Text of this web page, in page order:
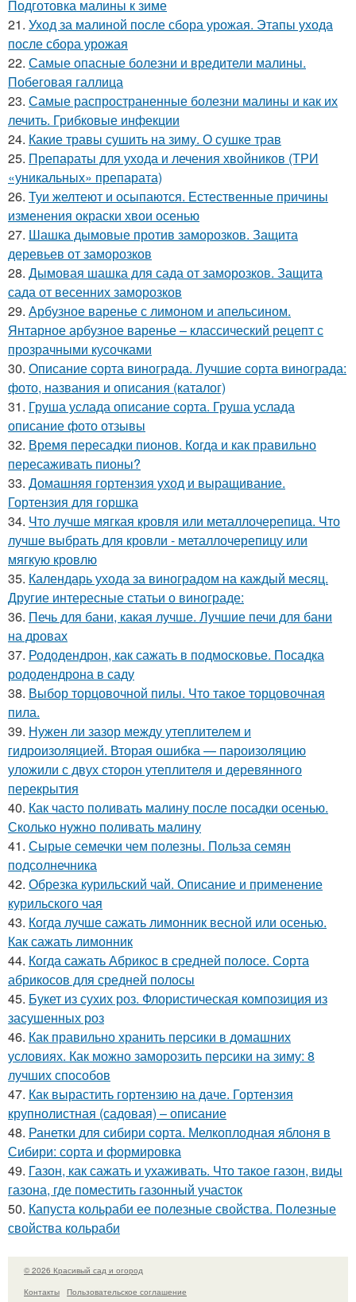
Подготовка малины к зиме
21. Уход за малиной после сбора урожая. Этапы ухода
после сбора урожая
22. Самые опасные болезни и вредители малины.
Побеговая галлица
23. Самые распространенные болезни малины и как их
лечить. Грибковые инфекции
24. Какие травы сушить на зиму. О сушке трав
25. Препараты для ухода и лечения хвойников (ТРИ
«уникальных» препарата)
26. Туи желтеют и осыпаются. Естественные причины
изменения окраски хвои осенью
27. Шашка дымовые против заморозков. Защита
деревьев от заморозков
28. Дымовая шашка для сада от заморозков. Защита
сада от весенних заморозков
29. Арбузное варенье с лимоном и апельсином.
Янтарное арбузное варенье – классический рецепт с
прозрачными кусочками
30. Описание сорта винограда. Лучшие сорта винограда:
фото, названия и описания (каталог)
31. Груша услада описание сорта. Груша услада
описание фото отзывы
32. Время пересадки пионов. Когда и как правильно
пересаживать пионы?
33. Домашняя гортензия уход и выращивание.
Гортензия для горшка
34. Что лучше мягкая кровля или металлочерепица. Что
лучше выбрать для кровли - металлочерепицу или
мягкую кровлю
35. Календарь ухода за виноградом на каждый месяц.
Другие интересные статьи о винограде:
36. Печь для бани, какая лучше. Лучшие печи для бани
на дровах
37. Рододендрон, как сажать в подмосковье. Посадка
рододендрона в саду
38. Выбор торцовочной пилы. Что такое торцовочная
пила.
39. Нужен ли зазор между утеплителем и
гидроизоляцией. Вторая ошибка — пароизоляцию
уложили с двух сторон утеплителя и деревянного
перекрытия
40. Как часто поливать малину после посадки осенью.
Сколько нужно поливать малину
41. Сырые семечки чем полезны. Польза семян
подсолнечника
42. Обрезка курильский чай. Описание и применение
курильского чая
43. Когда лучше сажать лимонник весной или осенью.
Как сажать лимонник
44. Когда сажать Абрикос в средней полосе. Сорта
абрикосов для средней полосы
45. Букет из сухих роз. Флористическая композиция из
засушенных роз
46. Как правильно хранить персики в домашних
условиях. Как можно заморозить персики на зиму: 8
лучших способов
47. Как вырастить гортензию на даче. Гортензия
крупнолистная (садовая) – описание
48. Ранетки для сибири сорта. Мелкоплодная яблоня в
Сибири: сорта и формировка
49. Газон, как сажать и ухаживать. Что такое газон, виды
газона, где поместить газонный участок
50. Капуста кольраби ее полезные свойства. Полезные
свойства кольраби
© 2026 Красивый сад и огород
Контакты
Пользовательское соглашение